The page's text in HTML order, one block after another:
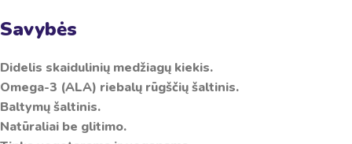
Savybės
Didelis skaidulinių medžiagų kiekis.
Omega-3 (ALA) riebalų rūgščių šaltinis.
Baltymų šaltinis.
Natūraliai be glitimo.